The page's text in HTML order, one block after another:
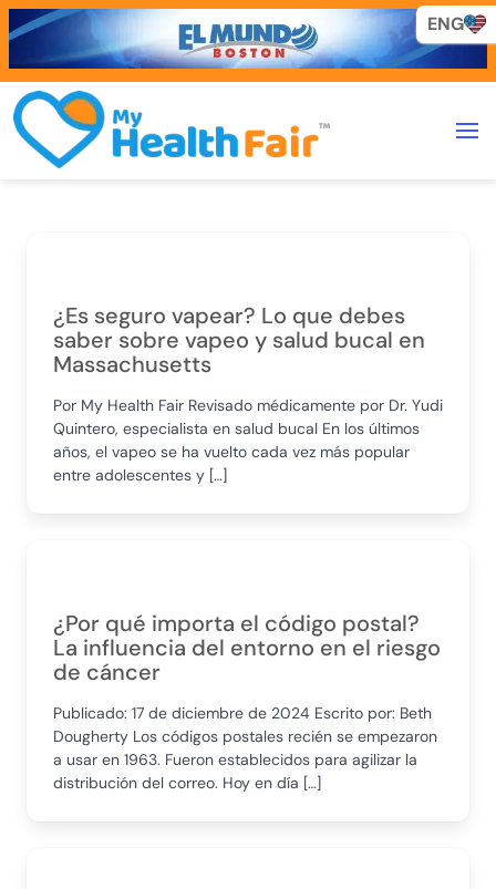
¿Es seguro vapear? Lo que debes
saber sobre vapeo y salud bucal en
Massachusetts
Por My Health Fair Revisado médicamente por Dr. Yudi
Quintero, especialista en salud bucal En los últimos
años, el vapeo se ha vuelto cada vez más popular
entre adolescentes y […]
¿Por qué importa el código postal?
La influencia del entorno en el riesgo
de cáncer
Publicado: 17 de diciembre de 2024 Escrito por: Beth
Dougherty Los códigos postales recién se empezaron
a usar en 1963. Fueron establecidos para agilizar la
distribución del correo. Hoy en día […]
ENG